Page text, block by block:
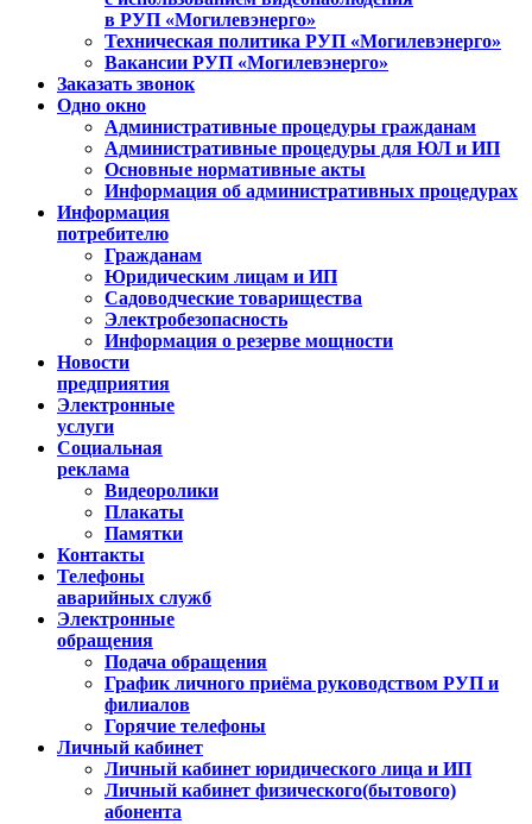
в РУП «Могилевэнерго»
Техническая политика РУП «Могилевэнерго»
Вакансии РУП «Могилевэнерго»
Заказать звонок
Одно окно
Административные процедуры гражданам
Административные процедуры для ЮЛ и ИП
Основные нормативные акты
Информация об административных процедурах
Информация
потребителю
Гражданам
Юридическим лицам и ИП
Садоводческие товарищества
Электробезопасность
Информация о резерве мощности
Новости
предприятия
Электронные
услуги
Социальная
реклама
Видеоролики
Плакаты
Памятки
Контакты
Телефоны
аварийных служб
Электронные
обращения
Подача обращения
График личного приёма руководством РУП и
филиалов
Горячие телефоны
Личный кабинет
Личный кабинет юридического лица и ИП
Личный кабинет физического(бытового)
абонента